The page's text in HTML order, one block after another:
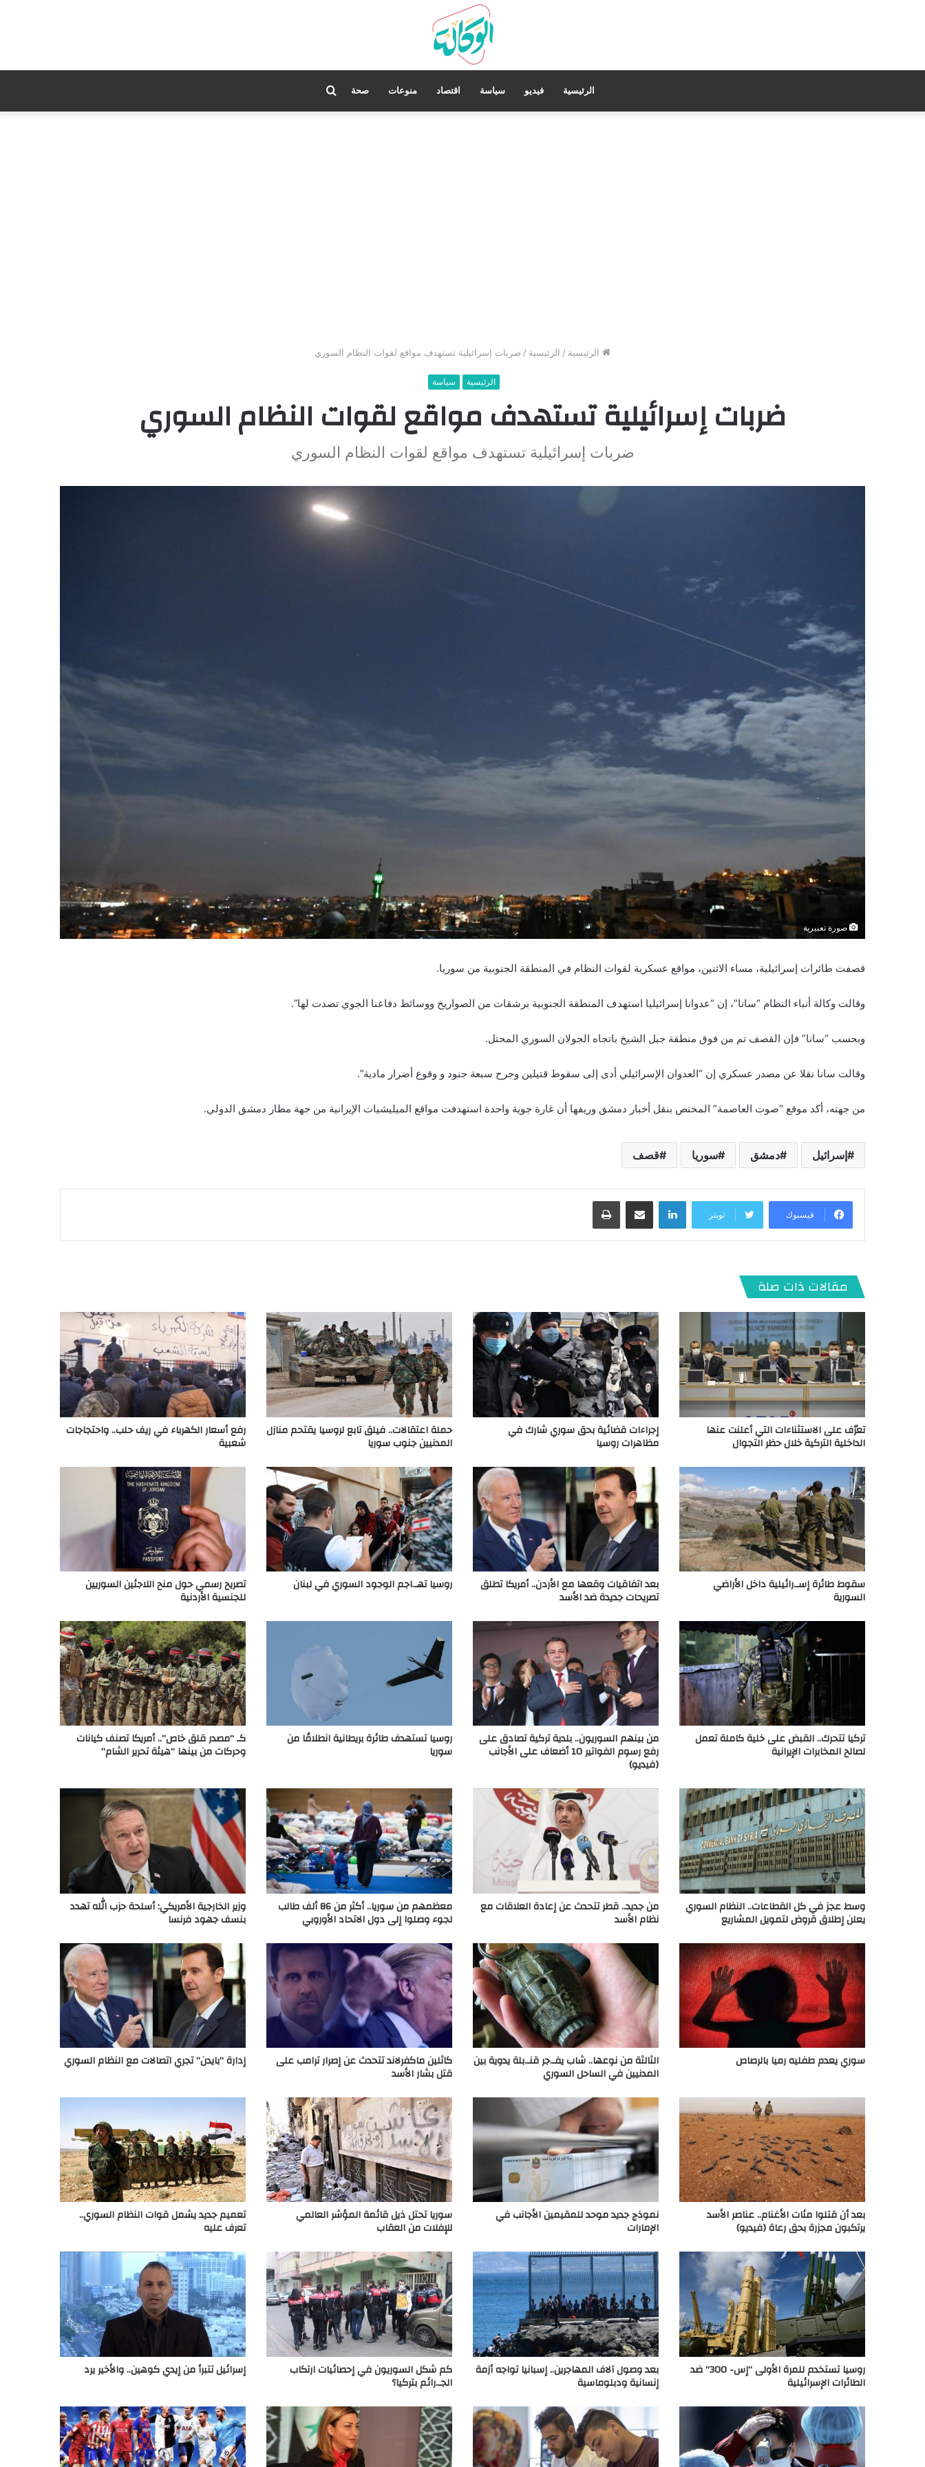
الرئيسية فيديو سياسة اقتصاد منوعات صحة
الرئيسية / الرئيسية / ضربات إسرائيلية تستهدف مواقع لقوات النظام السوري
الرئيسية سياسة
ضربات إسرائيلية تستهدف مواقع لقوات النظام السوري
ضربات إسرائيلية تستهدف مواقع لقوات النظام السوري
صورة تعبيرية
قصفت طائرات إسرائيلية، مساء الاثنين، مواقع عسكرية لقوات النظام في المنطقة الجنوبية من سوريا.
وقالت وكالة أنباء النظام “سانا”، إن “عدوانا إسرائيليا استهدف المنطقة الجنوبية برشقات من الصواريخ ووسائط دفاعنا الجوي تصدت لها”.
وبحسب “سانا” فإن القصف تم من فوق منطقة جبل الشيخ باتجاه الجولان السوري المحتل.
وقالت سانا نقلا عن مصدر عسكري إن “العدوان الإسرائيلي أدى إلى سقوط قتيلين وجرح سبعة جنود و وقوع أضرار مادية”.
من جهته، أكد موقع “صوت العاصمة” المختص بنقل أخبار دمشق وريفها أن غارة جوية واحدة استهدفت مواقع الميليشيات الإيرانية من جهة مطار دمشق الدولي.
إسرائيل دمشق سوريا قصف
فيسبوك تويتر
لينكدإن
مقالات ذات صلة
تعرّف على الاستثناءات التي أعلنت عنها
الداخلية التركية خلال حظر التجوال
إجراءات قضائية بحق سوري شارك في
مظاهرات روسيا
حملة اعتقالات.. فيلق تابع لروسيا يقتحم منازل
المدنيين جنوب سوريا
رفع أسعار الكهرباء في ريف حلب.. واحتجاجات
شعبية
سقوط طائرة إسـ.رائيلية داخل الأراضي
السورية
بعد اتفاقيات وقعها مع الأردن.. أمريكا تطلق
تصريحات جديدة ضد الأسد
روسيا تهـ.اجم الوجود السوري في لبنان تصريح رسمي حول منح اللاجئين السوريين
للجنسية الأردنية
تركيا تتحرك.. القبض على خلية كاملة تعمل
لصالح المخابرات الإيرانية
من بينهم السوريون.. بلدية تركية تصادق على
رفع رسوم الفواتير 10 أضعاف على الأجانب
(فيديو)
روسيا تستهدف طائرة بريطانية انطلاقًا من
سوريا
كـ “مصدر قلق خاص”.. أمريكا تصنف كيانات
وحركات من بينها “هيئة تحرير الشام”
وسط عجز في كل القطاعات.. النظام السوري
يعلن إطلاق قروض لتمويل المشاريع
من جديد.. قطر تتحدث عن إعادة العلاقات مع
نظام الأسد
معظمهم من سوريا.. أكثر من 86 ألف طالب
لجوء وصلوا إلى دول الاتحاد الأوروبي
وزير الخارجية الأمريكي: أسلحة حزب الله تهدد
بنسف جهود فرنسا
سوري يعدم طفليه رميا بالرصاص الثالثة من نوعها.. شاب يفـ.جر قنـ.بلة يدوية بين
المدنيين في الساحل السوري
كاثلين ماكفرلاند تتحدث عن إصرار ترامب على
قتل بشار الأسد
إدارة “بايدن” تجري اتصالات مع النظام السوري
بعد أن قتلوا مئات الأغنام.. عناصر الأسد
يرتكبون مجزرة بحق رعاة (فيديو)
نموذج جديد موحد للمقيمين الأجانب في
الإمارات
سوريا تحتل ذيل قائمة المؤشر العالمي
للإفلات من العقاب
تعميم جديد يشمل قوات النظام السوري..
تعرف عليه
روسيا تستخدم للمرة الأولى “إس- 300” ضد
الطائرات الإسرائيلية
بعد وصول آلاف المهاجرين.. إسبانيا تواجه أزمة
إنسانية ودبلوماسية
كم شكل السوريون في إحصائيات ارتكاب
الجـ.رائم بتركيا؟
إسرائيل تتبرأ من إيدي كوهين.. والأخير يرد